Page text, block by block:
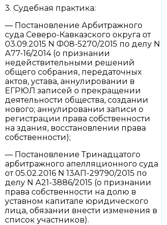
3. Судебная практика:
— Постановление Арбитражного
суда Северо-Кавказского округа от
03.09.2015 N Ф08-5270/2015 по делу N
А77-16/2014 (о признании
недействительными решений
общего собрания, передаточных
актов, устава, аннулировании в
ЕГРЮЛ записей о прекращении
деятельности общества, создании
нового; аннулировании записи о
регистрации права собственности
на здания, восстановлении права
собственности);
— Постановление Тринадцатого
арбитражного апелляционного суда
от 05.02.2016 N 13АП-29790/2015 по
делу N А21-3886/2015 (о признании
права собственности на долю в
уставном капитале юридического
лица, обязании внести изменения в
список участников).